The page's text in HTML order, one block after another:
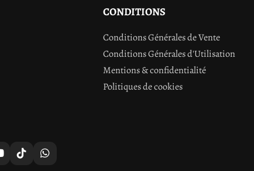
CONDITIONS
Conditions Générales de Vente
Conditions Générales d'Utilisation
Mentions & confidentialité
Politiques de cookies